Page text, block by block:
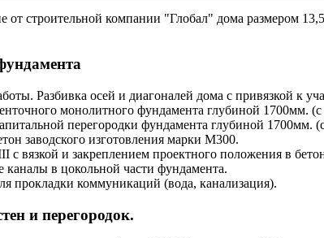
от строительной компании "Глобал" дома размером
Разбивка осей и диагоналей дома с привязкой к
монолитного фундамента глубиной
перегородки фундамента глубиной
заводского изготовления марки M300.
с вязкой и закреплением проектного положения в
в цокольной части фундамента.
прокладки коммуникаций (вода, канализация).
и перегородок.